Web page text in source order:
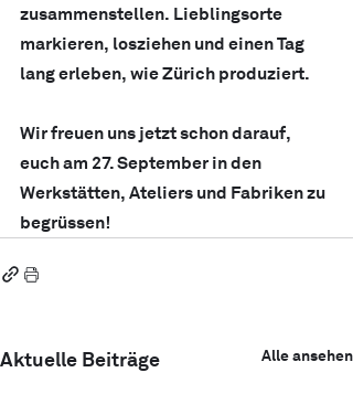
zusammenstellen. Lieblingsorte
markieren, losziehen und einen Tag
lang erleben, wie Zürich produziert.
Wir freuen uns jetzt schon darauf,
euch am 27. September in den
Werkstätten, Ateliers und Fabriken zu
begrüssen!
Aktuelle Beiträge Alle ansehen